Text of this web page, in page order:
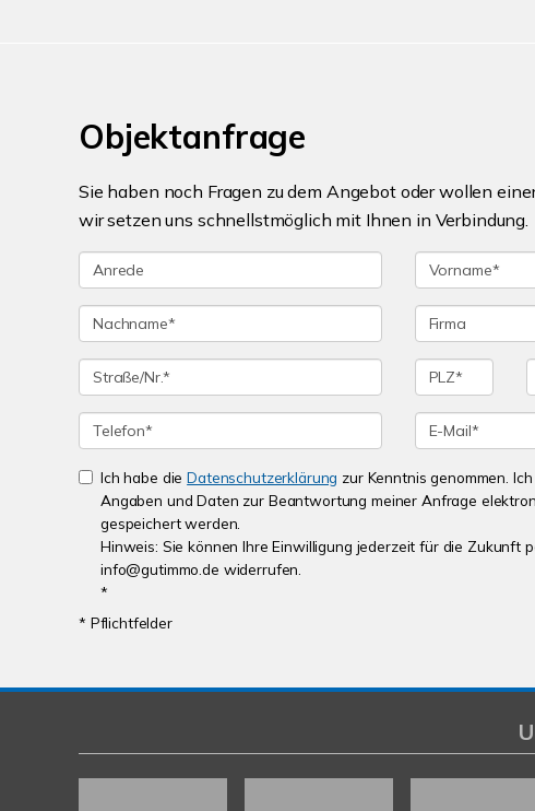
Objektanfrage
Sie haben noch Fragen zu dem Angebot oder wollen
wir setzen uns schnellstmöglich mit Ihnen in Verbindung.
Ich habe dieDatenschutzerklärung zur Kenntnis genommen.
Angaben und Daten zur Beantwortung meiner Anfrage
gespeichert werden.
Hinweis: Sie können Ihre Einwilligung jederzeit für die Zukunft
info@gutimmo.de widerrufen.
*
* Pflichtfelder